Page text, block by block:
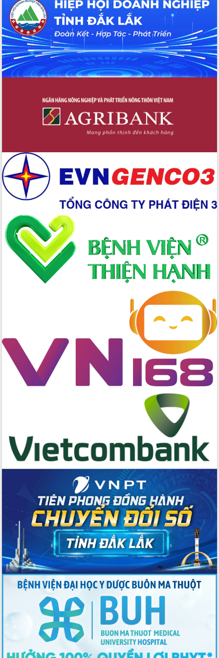
2026-2031
Đảm bảo cuộc bầu cử đại biểu Quốc
hội và đại biểu HĐND các cấp diễn ra
an toàn, hiệu quả, đúng quy định
Thủ tướng Chính phủ Phạm Minh Chính
kiểm tra, chỉ đạo hoàn thành các dự
án cao tốc và thăm khu tái định cư tại
Đắk Lắk
Thì Thùng mừng Xuân Bính Ngọ 2026
Lãnh đạo tỉnh dâng hương tưởng niệm
tại Đập Đồng Cam đầu Xuân Bính Ngọ
Ngành nông nghiệp phấn đấu tăng
UBND tỉnh Đắk Lắk triển khai công tác
quốc phòng, quân sự địa phương năm
2026
Đắk Lắk tập trung toàn lực khắc phục
tồn tại IUU, sẵn sàng làm việc với
Chủ tịch UBND tỉnh Tạ Anh Tuấn thăm,
chúc mừng các bệnh viện nhân Ngày
Thầy thuốc Việt Nam
Rộn ràng lễ hội truyền thống Sông
nước Đà Nông lần thứ I năm 2026
Kỳ họp Chuyên đề lần thứ Năm, HĐND
tỉnh Đắk Lắk thông qua các nghị quyết
Phát động hai phong trào thi đua quan
trọng trong kỷ nguyên mới
Hội nghị lần thứ tư Ban Chỉ đạo công
tác bầu cử tỉnh Đắk Lắk
Hội nghị Báo cáo viên Trung ương
Hội nghị Ban Chấp hành Đảng bộ tỉnh
Đắk Lắk lần thứ 2 (mở rộng)
Tập trung giải phóng mặt bằng, đẩy
nhanh tiến độ Tuyến đường bộ ven
Gỡ khó, khởi công xây dựng, sửa chữa
toàn bộ nhà ở cho hộ dân đúng tiến độ
UBND tỉnh Đắk Lắk tổng kết công tác
quốc phòng, quân sự địa phương năm
2025
Tập trung triển khai quyết liệt, đồng bộ
các giải pháp nhằm thực hiện hiệu quả
các nhiệm vụ đề ra năm 2025
Phát huy vai trò của người có uy tín
trong phòng chống tảo hôn và hôn
nhân cận huyết thống
Nông sản Tây Nguyên thu hút doanh
nghiệp nước ngoài
“Biển – Rừng – Cà phê” trong không